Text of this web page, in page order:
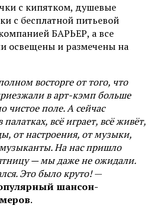
с кипятком, душевые
с бесплатной питьевой
БАРЬЕР, а все
освещены и размечены на
восторге от того, что
в арт-кэмп больше
чистое поле. А сейчас
всё играет, всё живёт,
от настроения, от музыки,
На нас пришло
— мы даже не ожидали.
Это было круто!—
шансон-
.